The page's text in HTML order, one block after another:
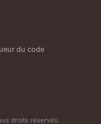
du code
droits réservés.